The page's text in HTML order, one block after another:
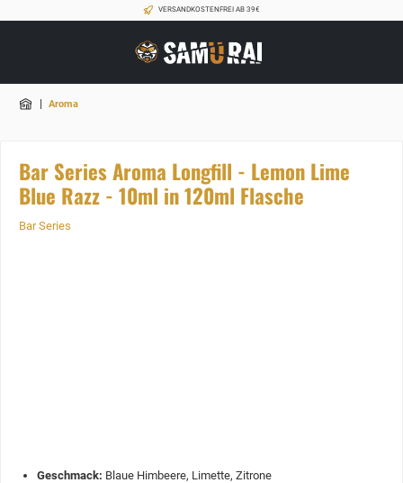
VERSANDKOSTENFREI AB 39€
| Aroma
Bar Series Aroma Longfill - Lemon Lime
Blue Razz - 10ml in 120ml Flasche
Bar Series
Geschmack: Blaue Himbeere, Limette, Zitrone